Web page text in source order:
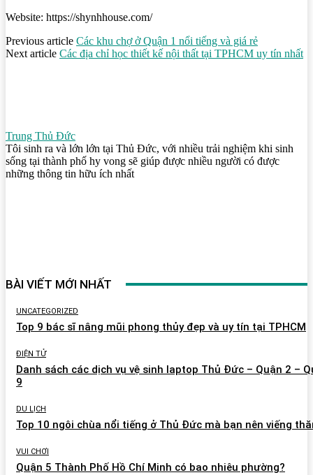
Website: https://shynhhouse.com/
Previous article Các khu chợ ở Quận 1 nổi tiếng và giá rẻ
Next article Các địa chỉ học thiết kế nội thất tại TPHCM uy tín nhất
Trung Thủ Đức
Tôi sinh ra và lớn lớn tại Thủ Đức, với nhiều trải nghiệm khi sinh
sống tại thành phố hy vong sẽ giúp được nhiều người có được
những thông tin hữu ích nhất
BÀI VIẾT MỚI NHẤT
UNCATEGORIZED
Top 9 bác sĩ nâng mũi phong thủy đẹp và uy tín tại TPHCM
ĐIỆN TỬ
Danh sách các dịch vụ vệ sinh laptop Thủ Đức – Quận 2 –
9
DU LỊCH
Top 10 ngôi chùa nổi tiếng ở Thủ Đức mà bạn nên viếng
VUI CHƠI
Quận 5 Thành Phố Hồ Chí Minh có bao nhiêu phường?